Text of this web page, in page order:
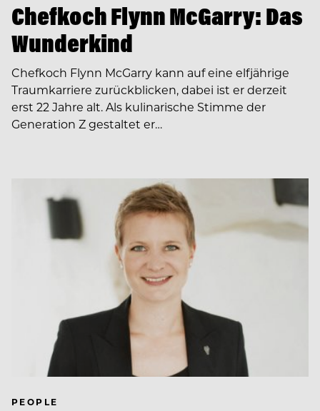
Chefkoch Flynn McGarry: Das
Wunderkind
Chefkoch Flynn McGarry kann auf eine elfjährige
Traumkarriere zurückblicken, dabei ist er derzeit
erst 22 Jahre alt. Als kulinarische Stimme der
Generation Z gestaltet er…
PEOPLE